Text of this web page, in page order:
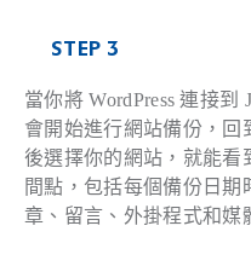
STEP 3
當你將 WordPress 連接到
會開始進行網站備份，回
後選擇你的網站，就能看
間點，包括每個備份日期
章、留言、外掛程式和媒